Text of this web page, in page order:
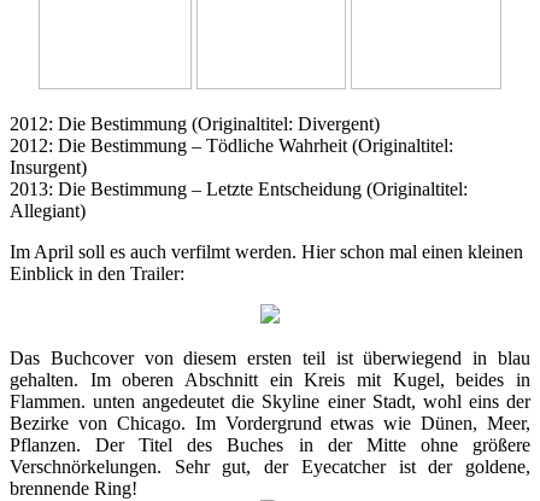
2012: Die Bestimmung (Originaltitel: Divergent)
2012: Die Bestimmung – Tödliche Wahrheit (Originaltitel:
Insurgent)
2013: Die Bestimmung – Letzte Entscheidung (Originaltitel:
Allegiant)
Im April soll es auch verfilmt werden. Hier schon mal einen kleinen
Einblick in den Trailer:
Das Buchcover von diesem ersten teil ist überwiegend in blau
gehalten. Im oberen Abschnitt ein Kreis mit Kugel, beides in
Flammen. unten angedeutet die Skyline einer Stadt, wohl eins der
Bezirke von Chicago. Im Vordergrund etwas wie Dünen, Meer,
Pflanzen. Der Titel des Buches in der Mitte ohne größere
Verschnörkelungen. Sehr gut, der Eyecatcher ist der goldene,
brennende Ring!